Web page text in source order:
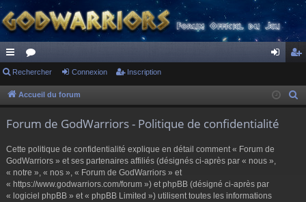
ac
co
s
or
u ne cri
Rechercher Connexion Inscription
Accueil du forum
Forum de GodWarriors - Politique de confidentialité
Cette politique de confidentialité explique en détail comment « Forum de
GodWarriors » et ses partenaires affiliés (désignés ci-après par « nous »,
« notre », « nos », « Forum de GodWarriors » et
« https://www.godwarriors.com/forum ») et phpBB (désigné ci-après par
« logiciel phpBB » et « phpBB Limited ») utilisent toutes les informations